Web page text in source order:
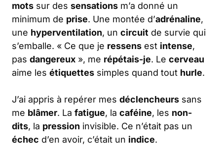
mots sur des sensations m’a donné un
minimum de prise. Une montée d’adrénaline,
une hyperventilation, un circuit de survie qui
s’emballe. « Ce que je ressens est intense,
pas dangereux », me répétais-je. Le cerveau
aime les étiquettes simples quand tout hurle.
J’ai appris à repérer mes déclencheurs sans
me blâmer. La fatigue, la caféine, les non-
dits, la pression invisible. Ce n’était pas un
échec d’en avoir, c’était un indice.